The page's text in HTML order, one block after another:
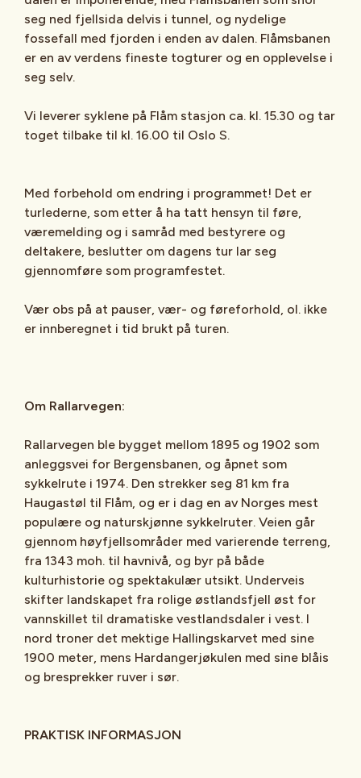
seg ned fjellsida delvis i tunnel, og nydelige
fossefall med fjorden i enden av dalen. Flåmsbanen
er en av verdens fineste togturer og en opplevelse i
seg selv.
Vi leverer syklene på Flåm stasjon ca. kl. 15.30 og tar
toget tilbake til kl. 16.00 til Oslo S.
Med forbehold om endring i programmet! Det er
turlederne, som etter å ha tatt hensyn til føre,
væremelding og i samråd med bestyrere og
deltakere, beslutter om dagens tur lar seg
gjennomføre som programfestet.
Vær obs på at pauser, vær- og føreforhold, ol. ikke
er innberegnet i tid brukt på turen.
Om Rallarvegen:
Rallarvegen ble bygget mellom 1895 og 1902 som
anleggsvei for Bergensbanen, og åpnet som
sykkelrute i 1974. Den strekker seg 81 km fra
Haugastøl til Flåm, og er i dag en av Norges mest
populære og naturskjønne sykkelruter. Veien går
gjennom høyfjellsområder med varierende terreng,
fra 1343 moh. til havnivå, og byr på både
kulturhistorie og spektakulær utsikt. Underveis
skifter landskapet fra rolige østlandsfjell øst for
vannskillet til dramatiske vestlandsdaler i vest. I
nord troner det mektige Hallingskarvet med sine
1900 meter, mens Hardangerjøkulen med sine blåis
og bresprekker ruver i sør.
PRAKTISK INFORMASJON